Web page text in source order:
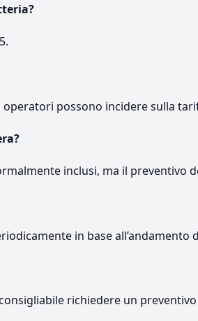
possono incidere sulla
inclusi, ma il preventivo
in base all’andamento
richiedere un